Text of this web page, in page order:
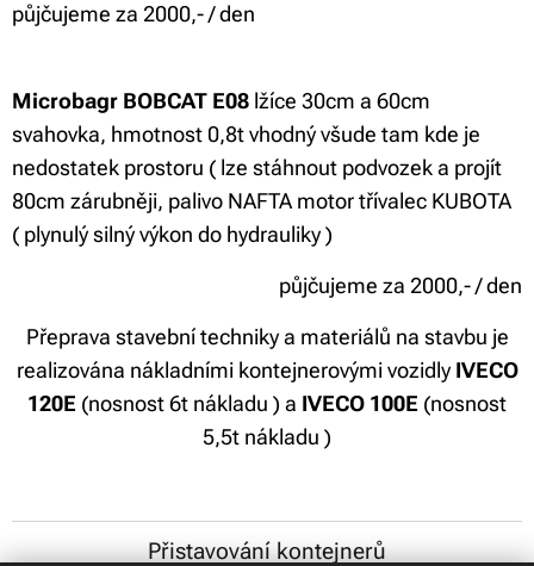
půjčujeme za 2000,- / den
Microbagr BOBCAT E08 lžíce 30cm a 60cm
svahovka, hmotnost 0,8t vhodný všude tam kde je
nedostatek prostoru ( lze stáhnout podvozek a projít
80cm zárubněji, palivo NAFTA motor třívalec KUBOTA
( plynulý silný výkon do hydrauliky )
půjčujeme za 2000,- / den
Přeprava stavební techniky a materiálů na stavbu je
realizována nákladními kontejnerovými vozidly IVECO
120E (nosnost 6t nákladu ) a IVECO 100E (nosnost
5,5t nákladu )
Přistavování kontejnerů